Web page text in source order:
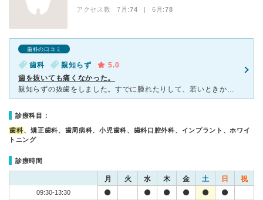
アクセス数 7月:74 | 6月:78
歯科の口コミ
歯科 親知らず
5.0
歯を抜いても痛くなかった。
親知らずの抜歯をしました。すでに腫れたりして、若いときから繰り返された歯でした。 抜く時の注射や痛みなど不安があり抜かなかったのですが、驚くほど痛みもなく抜くことができました。 先生やスタッフ
診療科目：
歯科、矯正歯科、歯周病科、小児歯科、歯科口腔外科、インプラント、ホワイ
トニング
診療時間
月 火 水 木 金 土 日 祝
09:30-13:30